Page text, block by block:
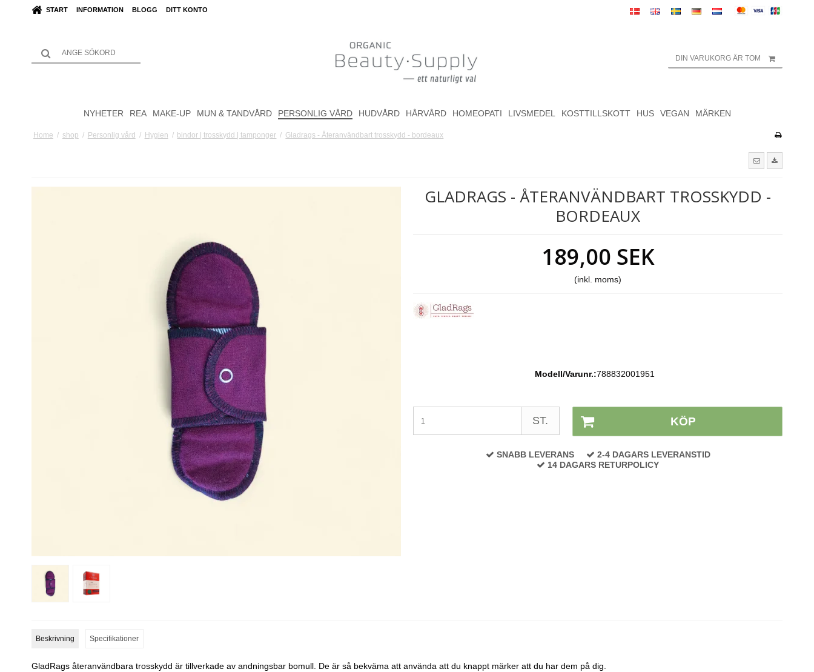
START INFORMATION BLOGG DITT KONTO
DIN VARUKORG ÄR TOM
NYHETER REA MAKE-UP MUN & TANDVÅRD PERSONLIG VÅRD HUDVÅRD HÅRVÅRD HOMEOPATI LIVSMEDEL KOSTTILLSKOTT HUS VEGAN MÄRKEN
Home / shop / Personlig vård / Hygien / bindor | trosskydd | tamponger / Gladrags - Återanvändbart trosskydd - bordeaux
GLADRAGS - ÅTERANVÄNDBART TROSSKYDD -
BORDEAUX
189,00 SEK
(inkl. moms)
Modell/Varunr.:788832001951
ST. KÖP
SNABB LEVERANS
2-4 DAGARS LEVERANSTID
14 DAGARS RETURPOLICY
Beskrivning Specifikationer
GladRags återanvändbara trosskydd är tillverkade av andningsbar bomull. De är så bekväma att använda att du knappt märker att du har dem på dig.